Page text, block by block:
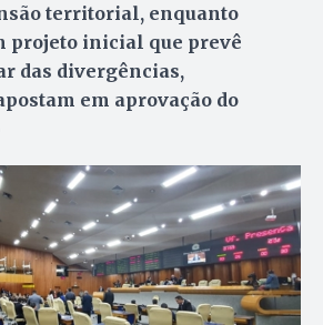
territorial, enquanto
projeto inicial que prevê
das divergências,
em aprovação do